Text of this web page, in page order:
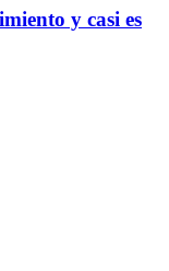
y casi es